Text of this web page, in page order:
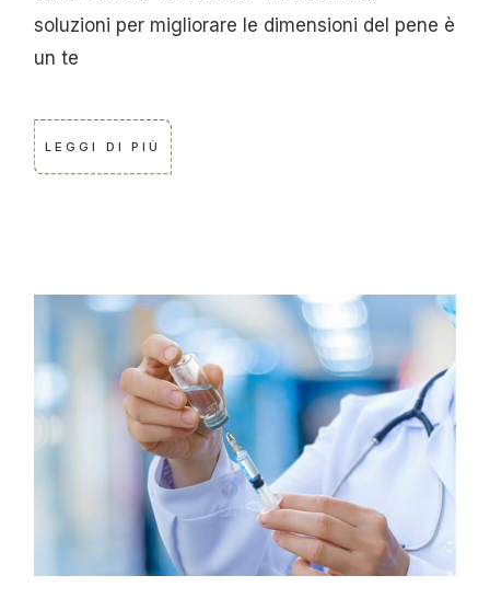
soluzioni per migliorare le dimensioni del pene è
un te
LEGGI DI PIÙ